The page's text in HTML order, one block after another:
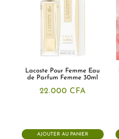
Lacoste Pour Femme Eau
de Parfum Femme 30ml
22.000 CFA
AJOUTER AU PANIER